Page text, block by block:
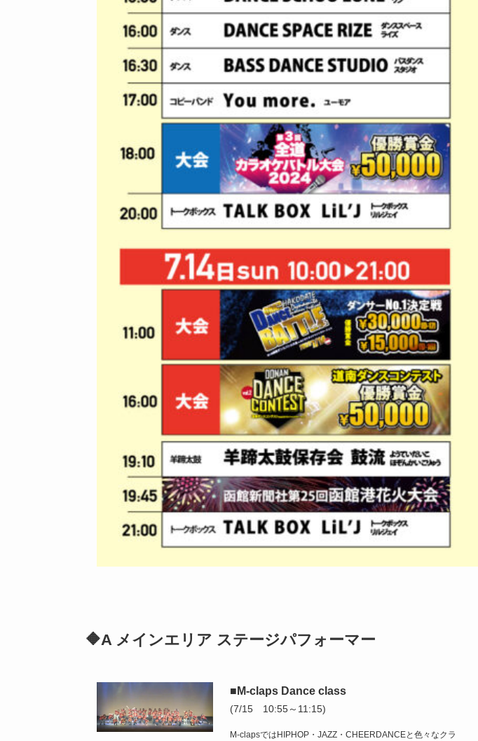
🔶A メインエリア ステージパフォーマー
■M-claps Dance class
(7/15 10:55～11:15)
M-clapsではHIPHOP・JAZZ・CHEERDANCEと色々なクラ